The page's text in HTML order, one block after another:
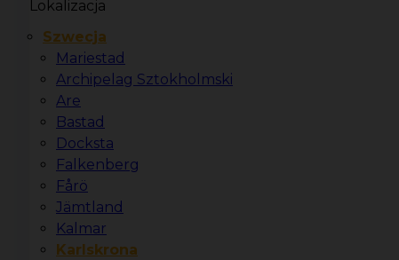
Lokalizacja
Szwecja
Mariestad
Archipelag Sztokholmski
Are
Bastad
Docksta
Falkenberg
Fårö
Jämtland
Kalmar
Karlskrona